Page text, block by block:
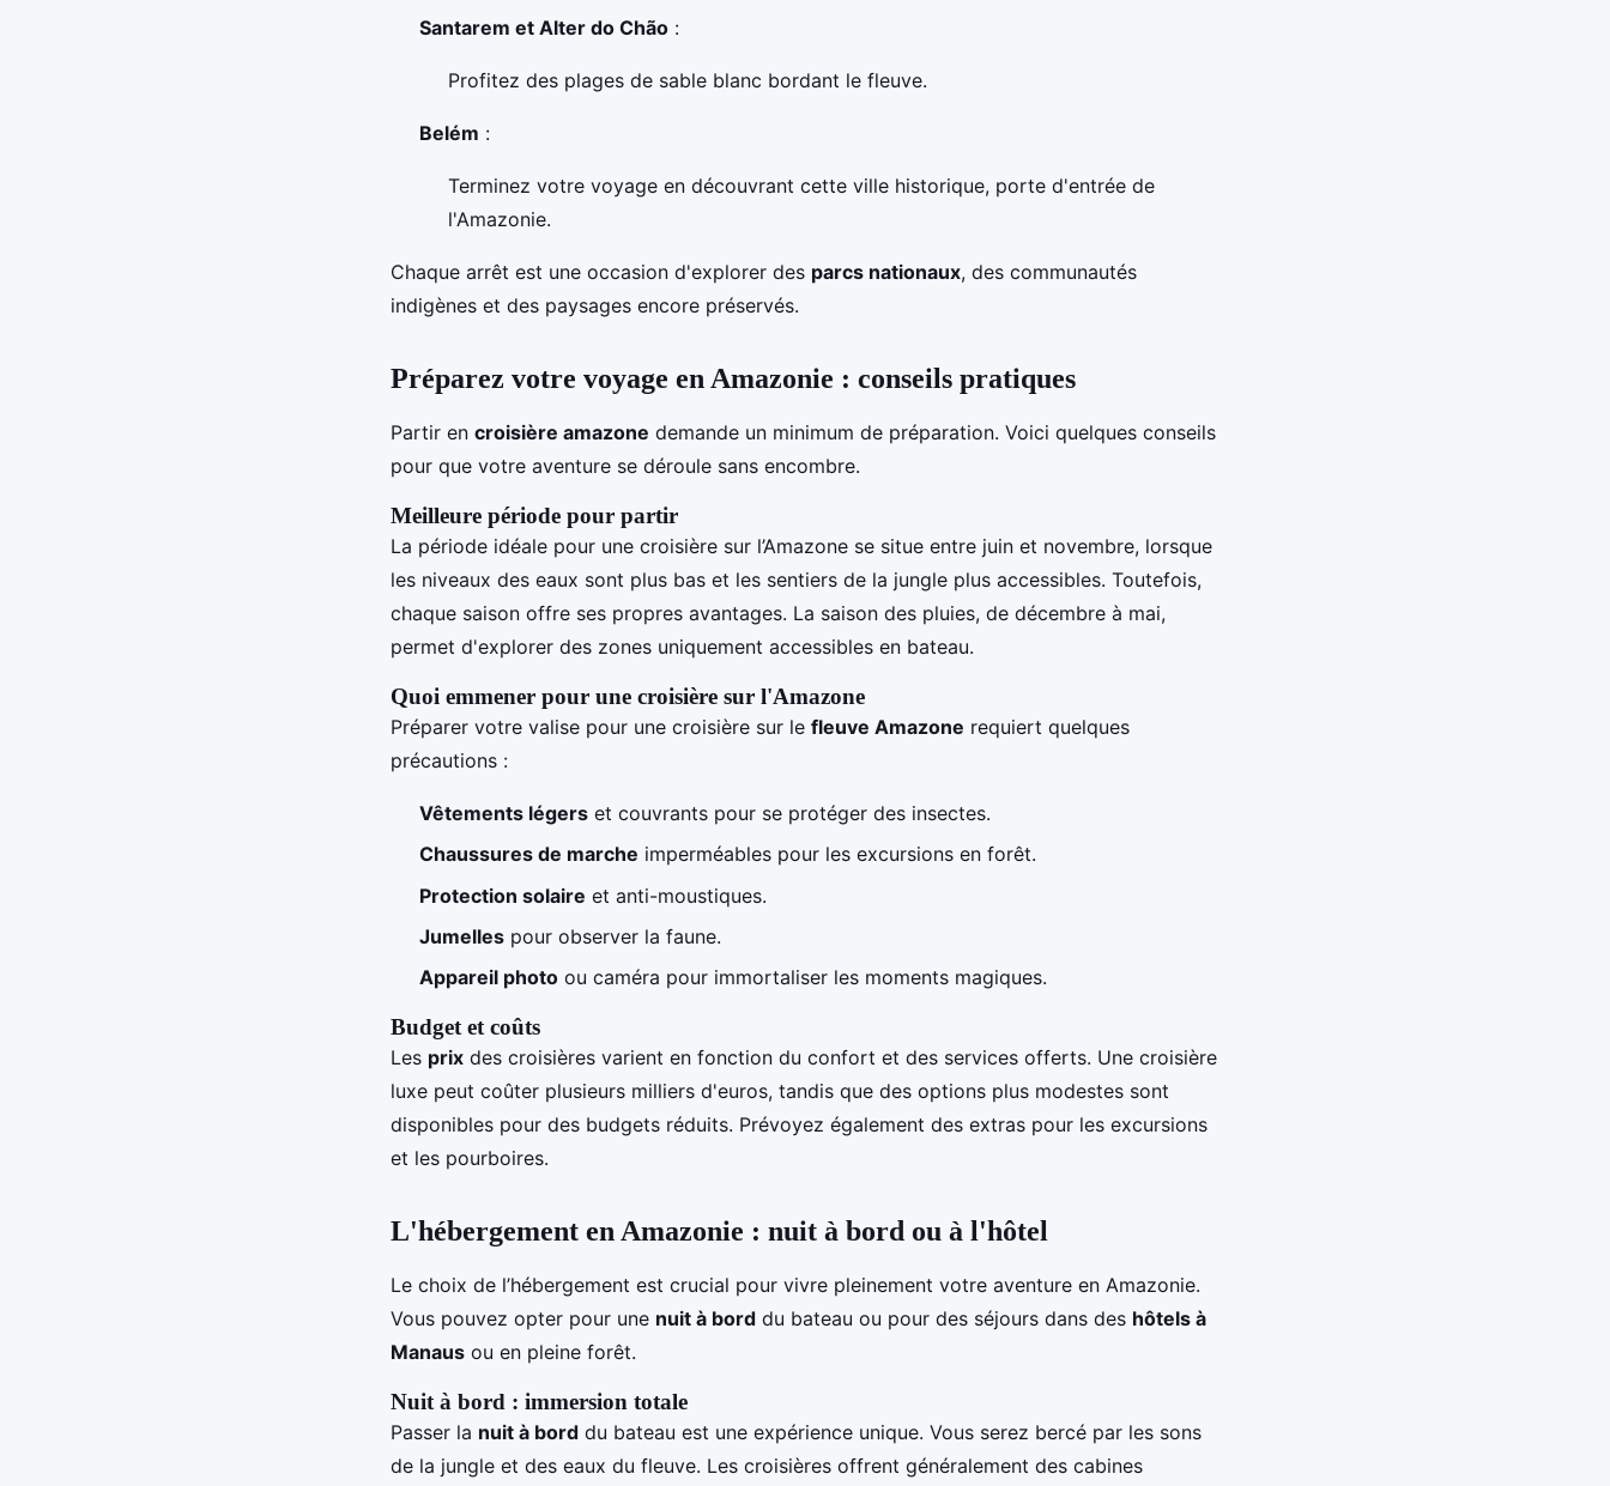
Santarem et Alter do Chão :
Profitez des plages de sable blanc bordant le fleuve.
Belém :
Terminez votre voyage en découvrant cette ville historique, porte d'entrée de
l'Amazonie.
Chaque arrêt est une occasion d'explorer des parcs nationaux, des communautés
indigènes et des paysages encore préservés.
Préparez votre voyage en Amazonie : conseils pratiques
Partir en croisière amazone demande un minimum de préparation. Voici quelques conseils
pour que votre aventure se déroule sans encombre.
Meilleure période pour partir
La période idéale pour une croisière sur l’Amazone se situe entre juin et novembre, lorsque
les niveaux des eaux sont plus bas et les sentiers de la jungle plus accessibles. Toutefois,
chaque saison offre ses propres avantages. La saison des pluies, de décembre à mai,
permet d'explorer des zones uniquement accessibles en bateau.
Quoi emmener pour une croisière sur l'Amazone
Préparer votre valise pour une croisière sur le fleuve Amazone requiert quelques
précautions :
Vêtements légers et couvrants pour se protéger des insectes.
Chaussures de marche imperméables pour les excursions en forêt.
Protection solaire et anti-moustiques.
Jumelles pour observer la faune.
Appareil photo ou caméra pour immortaliser les moments magiques.
Budget et coûts
Les prix des croisières varient en fonction du confort et des services offerts. Une croisière
luxe peut coûter plusieurs milliers d'euros, tandis que des options plus modestes sont
disponibles pour des budgets réduits. Prévoyez également des extras pour les excursions
et les pourboires.
L'hébergement en Amazonie : nuit à bord ou à l'hôtel
Le choix de l’hébergement est crucial pour vivre pleinement votre aventure en Amazonie.
Vous pouvez opter pour une nuit à bord du bateau ou pour des séjours dans des hôtels à
Manaus ou en pleine forêt.
Nuit à bord : immersion totale
Passer la nuit à bord du bateau est une expérience unique. Vous serez bercé par les sons
de la jungle et des eaux du fleuve. Les croisières offrent généralement des cabines